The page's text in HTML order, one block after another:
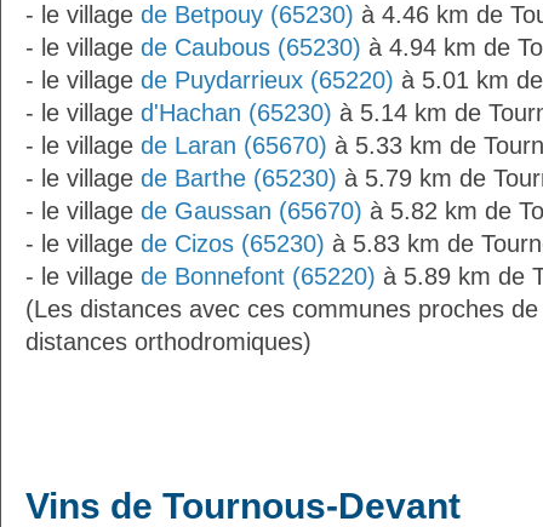
- le village de Betpouy (65230) à 4.46 km de
- le village de Caubous (65230) à 4.94 km de
- le village de Puydarrieux (65220) à 5.01 km
- le village d'Hachan (65230) à 5.14 km de
- le village de Laran (65670) à 5.33 km de
- le village de Barthe (65230) à 5.79 km de
- le village de Gaussan (65670) à 5.82 km de
- le village de Cizos (65230) à 5.83 km de
- le village de Bonnefont (65220) à 5.89 km de
(Les distances avec ces communes proches
distances orthodromiques)
Vins de Tournous-Devant